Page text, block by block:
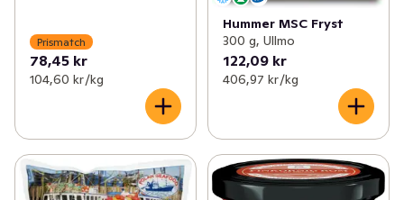
Prismatch
78,45 kr
104,60 kr /kg
Hummer MSC Fryst
300 g, Ullmo
122,09 kr
406,97 kr /kg